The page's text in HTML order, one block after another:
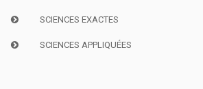
SCIENCES EXACTES
SCIENCES APPLIQUÉES